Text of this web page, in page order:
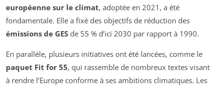
européenne sur le climat, adoptée en 2021, a été
fondamentale. Elle a fixé des objectifs de réduction des
émissions de GES de 55 % d’ici 2030 par rapport à 1990.
En parallèle, plusieurs initiatives ont été lancées, comme le
paquet Fit for 55, qui rassemble de nombreux textes visant
à rendre l’Europe conforme à ses ambitions climatiques. Les